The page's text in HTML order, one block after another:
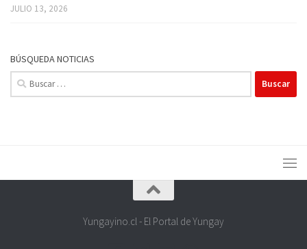
JULIO 13, 2026
BÚSQUEDA NOTICIAS
Buscar:
Yungayino.cl - El Portal de Yungay